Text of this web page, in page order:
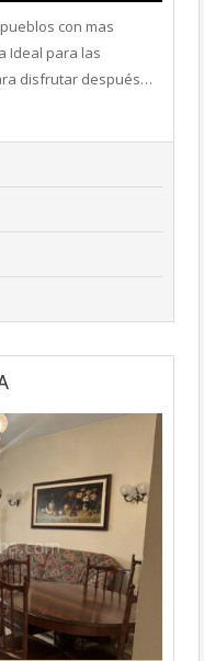
con mas
Ideal para las
disfrutar después…